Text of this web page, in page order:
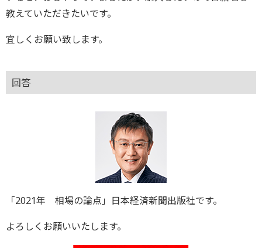
教えていただきたいです。
宜しくお願い致します。
回答
「2021年 相場の論点」日本経済新聞出版社です。
よろしくお願いいたします。